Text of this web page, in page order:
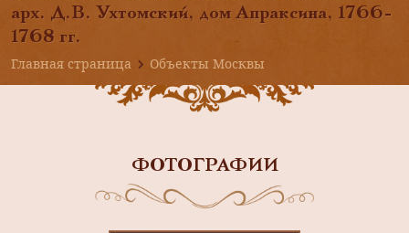
арх. Д.В. Ухтомский, дом Апраксина, 1766-
1768 гг.
Главная страница
Объекты Москвы
ФОТОГРАФИИ